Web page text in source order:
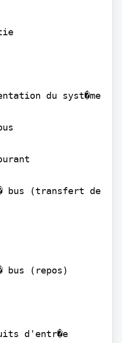
du syst�me
bus (transfert de
bus (repos)
d'entr�e